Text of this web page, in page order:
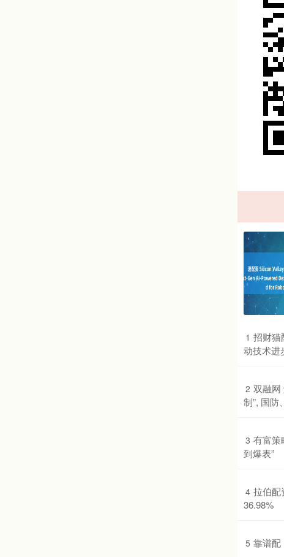
1 招财猫
动技术进
2 双融网
制”, 国防
3 有富策
到爆表”
4 拉伯配
36.98%
5 靠谱配